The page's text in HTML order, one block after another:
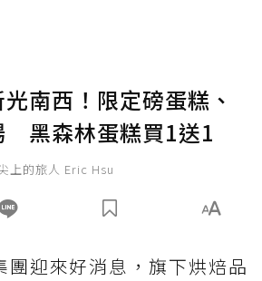
南西！限定磅蛋糕、
黑森林蛋糕買1送1
上的旅人 Eric Hsu
團迎來好消息，旗下烘焙品